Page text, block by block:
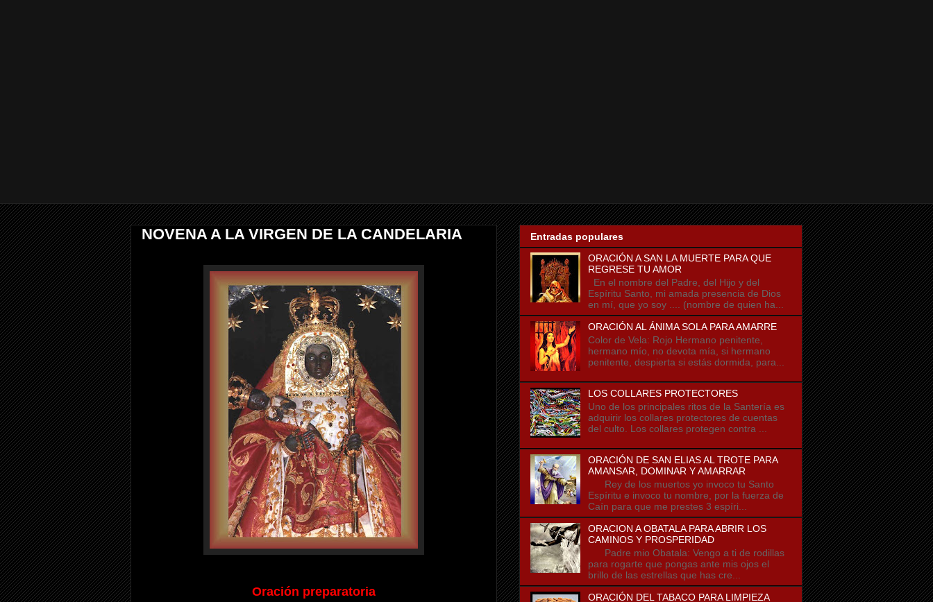
NOVENA A LA VIRGEN DE LA CANDELARIA
Oración preparatoria
Entradas populares
ORACIÓN A SAN LA MUERTE PARA QUE
REGRESE TU AMOR
En el nombre del Padre, del Hijo y del
Espíritu Santo, mi amada presencia de Dios
en mí, que yo soy .... (nombre de quien ha...
ORACIÓN AL ÁNIMA SOLA PARA AMARRE
Color de Vela: Rojo Hermano penitente,
hermano mío, no devota mía, si hermano
penitente, despierta si estás dormida, para...
LOS COLLARES PROTECTORES
Uno de los principales ritos de la Santería es
adquirir los collares protectores de cuentas
del culto. Los collares protegen contra ...
ORACIÓN DE SAN ELIAS AL TROTE PARA
AMANSAR, DOMINAR Y AMARRAR
Rey de los muertos yo invoco tu Santo
Espíritu e invoco tu nombre, por la fuerza de
Caín para que me prestes 3 espíri...
ORACION A OBATALA PARA ABRIR LOS
CAMINOS Y PROSPERIDAD
Padre mio Obatala: Vengo a ti de rodillas
para rogarte que pongas ante mis ojos el
brillo de las estrellas que has cre...
ORACIÓN DEL TABACO PARA LIMPIEZA